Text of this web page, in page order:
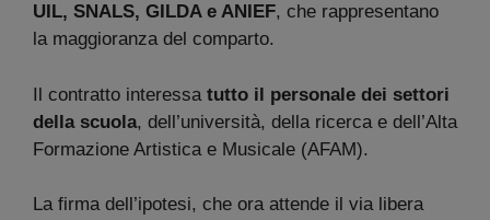
UIL, SNALS, GILDA e ANIEF, che rappresentano
la maggioranza del comparto.
Il contratto interessa tutto il personale dei settori
della scuola, dell’università, della ricerca e dell’Alta
Formazione Artistica e Musicale (AFAM).
La firma dell’ipotesi, che ora attende il via libera